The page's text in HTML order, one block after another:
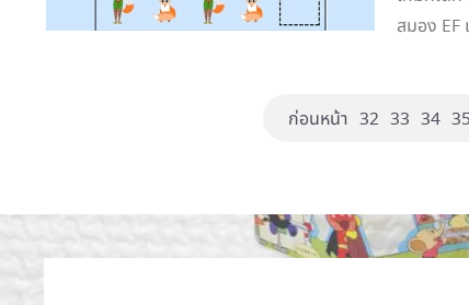
สมอง
ก่อนหน้า 32 33 34 35